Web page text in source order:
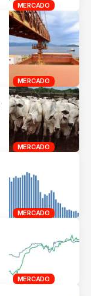
MERCADO
MERCADO
MERCADO
MERCADO
MERCADO